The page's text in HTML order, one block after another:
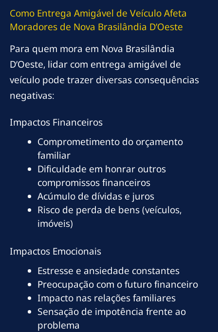
Como Entrega Amigável de Veículo Afeta
Moradores de Nova Brasilândia D’Oeste
Para quem mora em Nova Brasilândia
D’Oeste, lidar com entrega amigável de
veículo pode trazer diversas consequências
negativas:
Impactos Financeiros
Comprometimento do orçamento
familiar
Dificuldade em honrar outros
compromissos financeiros
Acúmulo de dívidas e juros
Risco de perda de bens (veículos,
imóveis)
Impactos Emocionais
Estresse e ansiedade constantes
Preocupação com o futuro financeiro
Impacto nas relações familiares
Sensação de impotência frente ao
problema